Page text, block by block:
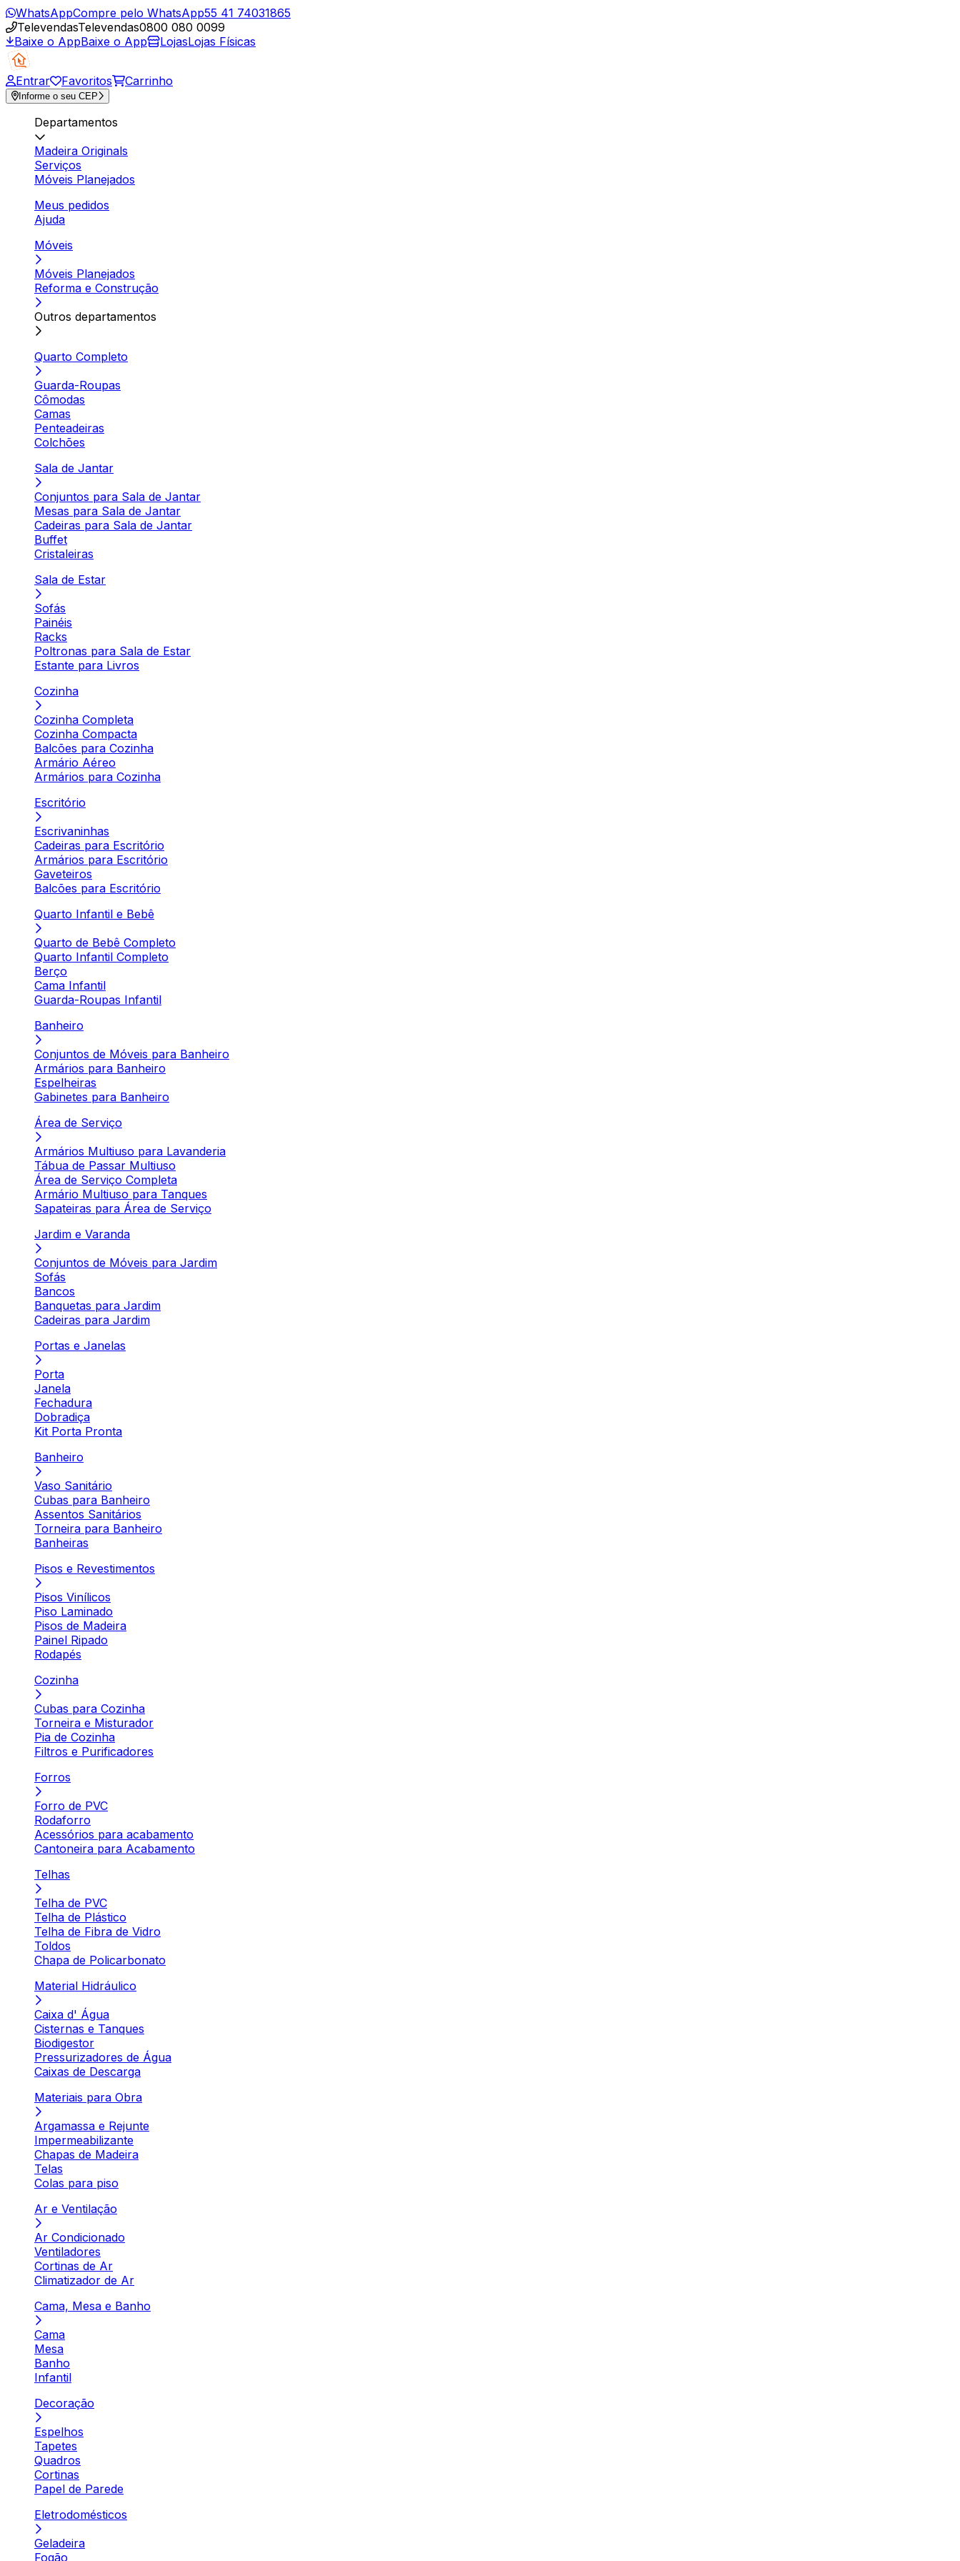
WhatsAppCompre pelo WhatsApp55 41 74031865
TelevendasTelevendas0800 080 0099
Baixe o AppBaixe o App LojasLojas Físicas
Entrar Favoritos Carrinho
Informe o seu CEP
Departamentos
Madeira Originals
Serviços
Móveis Planejados
Meus pedidos
Ajuda
Móveis
Móveis Planejados
Reforma e Construção
Outros departamentos
Quarto Completo
Guarda-Roupas
Cômodas
Camas
Penteadeiras
Colchões
Sala de Jantar
Conjuntos para Sala de Jantar
Mesas para Sala de Jantar
Cadeiras para Sala de Jantar
Buffet
Cristaleiras
Sala de Estar
Sofás
Painéis
Racks
Poltronas para Sala de Estar
Estante para Livros
Cozinha
Cozinha Completa
Cozinha Compacta
Balcões para Cozinha
Armário Aéreo
Armários para Cozinha
Escritório
Escrivaninhas
Cadeiras para Escritório
Armários para Escritório
Gaveteiros
Balcões para Escritório
Quarto Infantil e Bebê
Quarto de Bebê Completo
Quarto Infantil Completo
Berço
Cama Infantil
Guarda-Roupas Infantil
Banheiro
Conjuntos de Móveis para Banheiro
Armários para Banheiro
Espelheiras
Gabinetes para Banheiro
Área de Serviço
Armários Multiuso para Lavanderia
Tábua de Passar Multiuso
Área de Serviço Completa
Armário Multiuso para Tanques
Sapateiras para Área de Serviço
Jardim e Varanda
Conjuntos de Móveis para Jardim
Sofás
Bancos
Banquetas para Jardim
Cadeiras para Jardim
Portas e Janelas
Porta
Janela
Fechadura
Dobradiça
Kit Porta Pronta
Banheiro
Vaso Sanitário
Cubas para Banheiro
Assentos Sanitários
Torneira para Banheiro
Banheiras
Pisos e Revestimentos
Pisos Vinílicos
Piso Laminado
Pisos de Madeira
Painel Ripado
Rodapés
Cozinha
Cubas para Cozinha
Torneira e Misturador
Pia de Cozinha
Filtros e Purificadores
Forros
Forro de PVC
Rodaforro
Acessórios para acabamento
Cantoneira para Acabamento
Telhas
Telha de PVC
Telha de Plástico
Telha de Fibra de Vidro
Toldos
Chapa de Policarbonato
Material Hidráulico
Caixa d' Água
Cisternas e Tanques
Biodigestor
Pressurizadores de Água
Caixas de Descarga
Materiais para Obra
Argamassa e Rejunte
Impermeabilizante
Chapas de Madeira
Telas
Colas para piso
Ar e Ventilação
Ar Condicionado
Ventiladores
Cortinas de Ar
Climatizador de Ar
Cama, Mesa e Banho
Cama
Mesa
Banho
Infantil
Decoração
Espelhos
Tapetes
Quadros
Cortinas
Papel de Parede
Eletrodomésticos
Geladeira
Fogão